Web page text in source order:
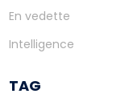
En vedette
Intelligence
TAG